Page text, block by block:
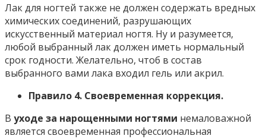
Лак для ногтей также не должен содержать вредных
химических соединений, разрушающих
искусственный материал ногтя. Ну и разумеется,
любой выбранный лак должен иметь нормальный
срок годности. Желательно, чтоб в состав
выбранного вами лака входил гель или акрил.
Правило 4. Своевременная коррекция.
В уходе за нарощенными ногтями немаловажной
является своевременная профессиональная